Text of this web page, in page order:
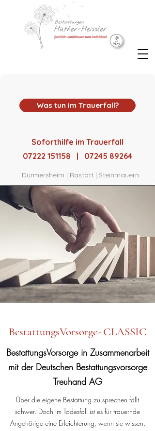
Was tun im Trauerfall?
Durmersheim | Rastatt | Steinmauern
Soforthilfe im Trauerfall
07222 151158 | 07245 89264
BestattungsVorsorge- CLASSIC
BestattungsVorsorge in Zusammenarbeit
mit der Deutschen Bestattungsvorsorge
Treuhand AG
Über die eigene Bestattung zu sprechen fällt
schwer. Doch im Todes­fall ist es für trauernde
Angehörige eine Erleichterung, wenn sie wissen,